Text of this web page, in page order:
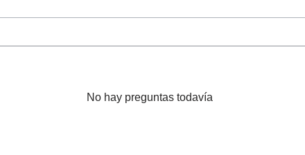
No hay preguntas todavía